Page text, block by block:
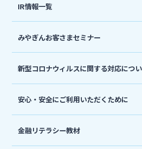
採用情報
IR情報一覧
みやぎんお客さまセミナー
新型コロナウィルスに関する対応につ
安心・安全にご利用いただくために
金融リテラシー教材